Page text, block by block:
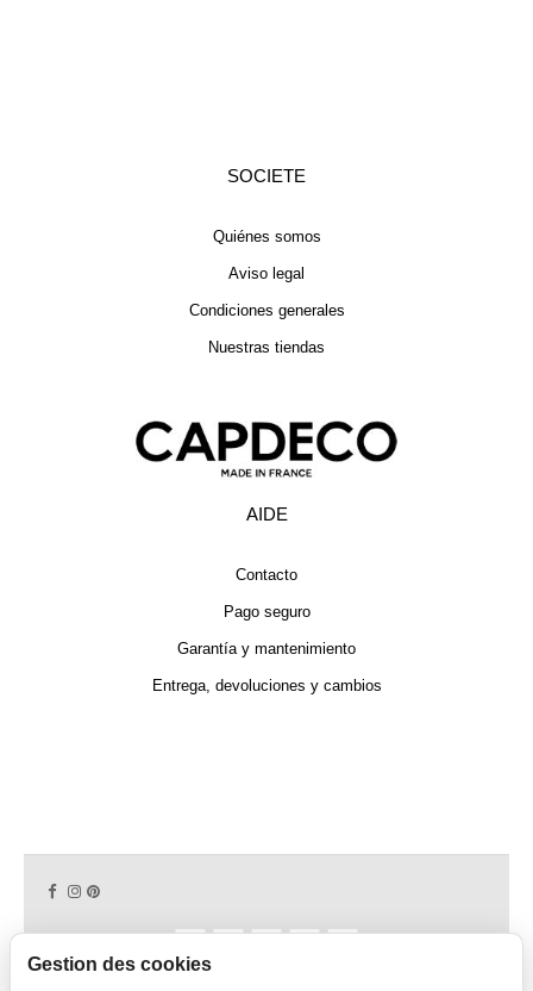
SOCIETE
Quiénes somos
Aviso legal
Condiciones generales
Nuestras tiendas
AIDE
Contacto
Pago seguro
Garantía y mantenimiento
Entrega, devoluciones y cambios
Gestion des cookies